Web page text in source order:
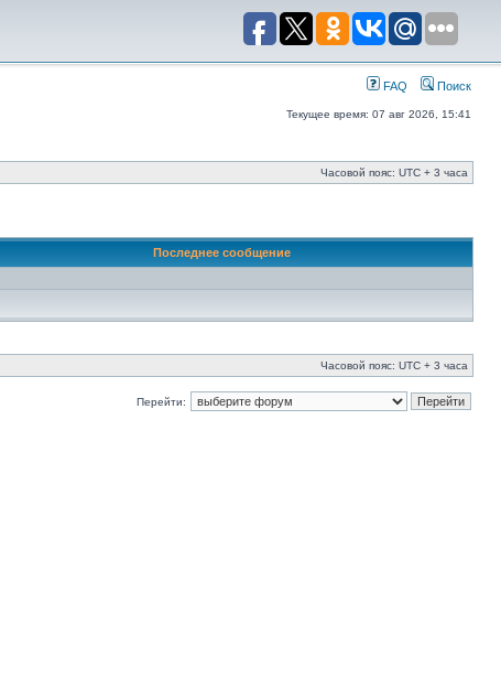
FAQ Поиск
Текущее время: 07 авг 2026, 15:41
Часовой пояс: UTC + 3 часа
Последнее сообщение
Часовой пояс: UTC + 3 часа
Перейти: